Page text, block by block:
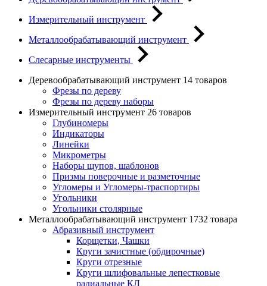
Измерительный инструмент
Металлообрабатывающий инструмент
Слесарные инструменты
Деревообрабатывающий инструмент 14 товаров
Фрезы по дереву
Фрезы по дереву наборы
Измерительный инструмент 26 товаров
Глубиномеры
Индикаторы
Линейки
Микрометры
Наборы щупов, шаблонов
Призмы поверочные и разметочные
Угломеры и Угломеры-траспортиры
Угольники
Угольники столярные
Металлообрабатывающий инструмент 1732 товара
Абразивный инструмент
Корщетки, Чашки
Круги зачистные (обдирочные)
Круги отрезные
Круги шлифовальные лепестковые
радиальные КЛ